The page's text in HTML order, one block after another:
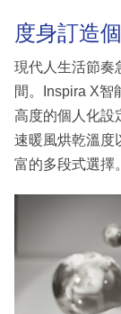
度身訂造
現代人生活節奏
間。Inspira X智
高度的個人化設
速暖風烘乾溫度
富的多段式選擇。